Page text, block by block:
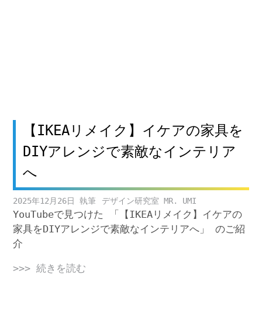
【IKEAリメイク】イケアの家具を
DIYアレンジで素敵なインテリア
へ
2025年12月26日 デザイン研究室 MR. UMI
YouTubeで見つけた 「【IKEAリメイク】イケアの
家具をDIYアレンジで素敵なインテリアへ」 のご紹
介
>>> 続きを読む